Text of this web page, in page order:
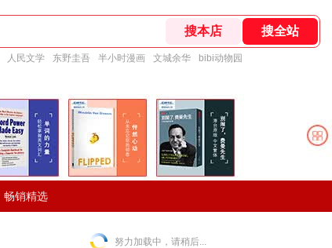
人民文学 东野圭吾 半小时漫画 文城余华 bibi动物园
畅销精选
努力加载中，请稍后...